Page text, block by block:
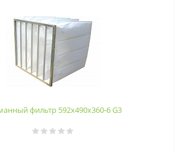
фильтр 592х490х360-6 G3